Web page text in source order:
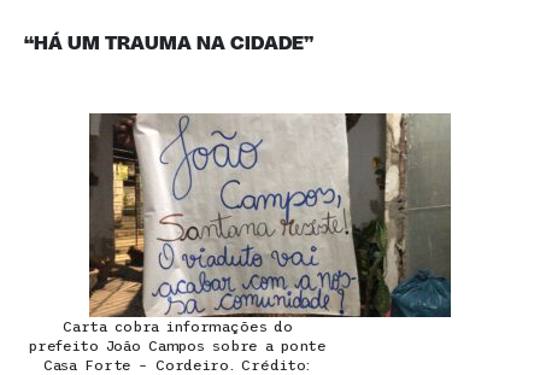
“HÁ UM TRAUMA NA CIDADE”
Carta cobra informações do
prefeito João Campos sobre a ponte
Casa Forte – Cordeiro. Crédito: